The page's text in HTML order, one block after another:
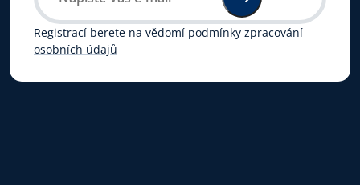
Registrací berete na vědomí podmínky zpracování
osobních údajů